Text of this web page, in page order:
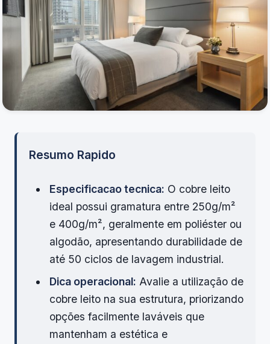
Resumo Rapido
Especificacao tecnica: O cobre leito
ideal possui gramatura entre 250g/m²
e 400g/m², geralmente em poliéster ou
algodão, apresentando durabilidade de
até 50 ciclos de lavagem industrial.
Dica operacional: Avalie a utilização de
cobre leito na sua estrutura, priorizando
opções facilmente laváveis que
mantenham a estética e